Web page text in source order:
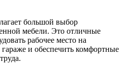
большой выбор
мебели. Это отличные
рабочее место на
гараже и обеспечить комфортные